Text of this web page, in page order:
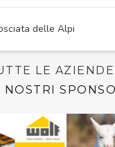
delle Alpi
LE
NOSTRI